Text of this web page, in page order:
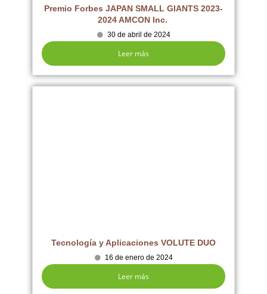
Premio Forbes JAPAN SMALL GIANTS 2023-
2024 AMCON Inc.
30 de abril de 2024
Leer más
Tecnología y Aplicaciones VOLUTE DUO
16 de enero de 2024
Leer más